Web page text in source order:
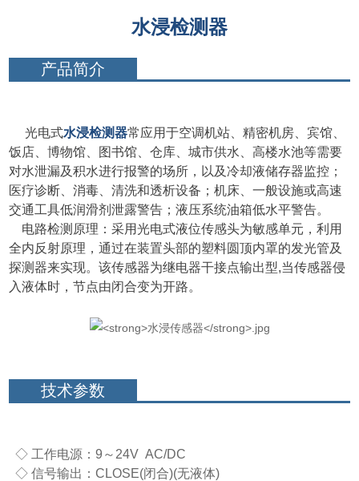
水浸检测器
产品简介
光电式水浸检测器常应用于空调机站、精密机房、宾馆、
饭店、博物馆、图书馆、仓库、城市供水、高楼水池等需要
对水泄漏及积水进行报警的场所，以及冷却液储存器监控；
医疗诊断、消毒、清洗和透析设备；机床、一般设施或高速
交通工具低润滑剂泄露警告；液压系统油箱低水平警告。
电路检测原理：采用光电式液位传感头为敏感单元，利用
全内反射原理，通过在装置头部的塑料圆顶内罩的发光管及
探测器来实现。该传感器为继电器干接点输出型,当传感器侵
入液体时，节点由闭合变为开路。
技术参数
◇ 工作电源：9～24V AC/DC
◇信号输出：C LOSE(闭合)(无液体)